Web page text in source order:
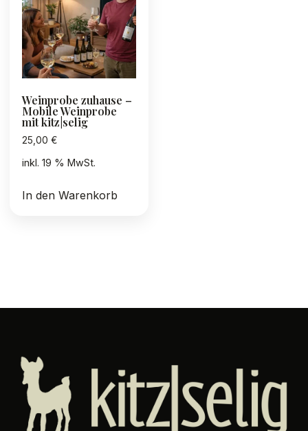
Weinprobe zuhause –
Mobile Weinprobe
mit kitz|selig
25,00 €
inkl. 19 % MwSt.
In den Warenkorb